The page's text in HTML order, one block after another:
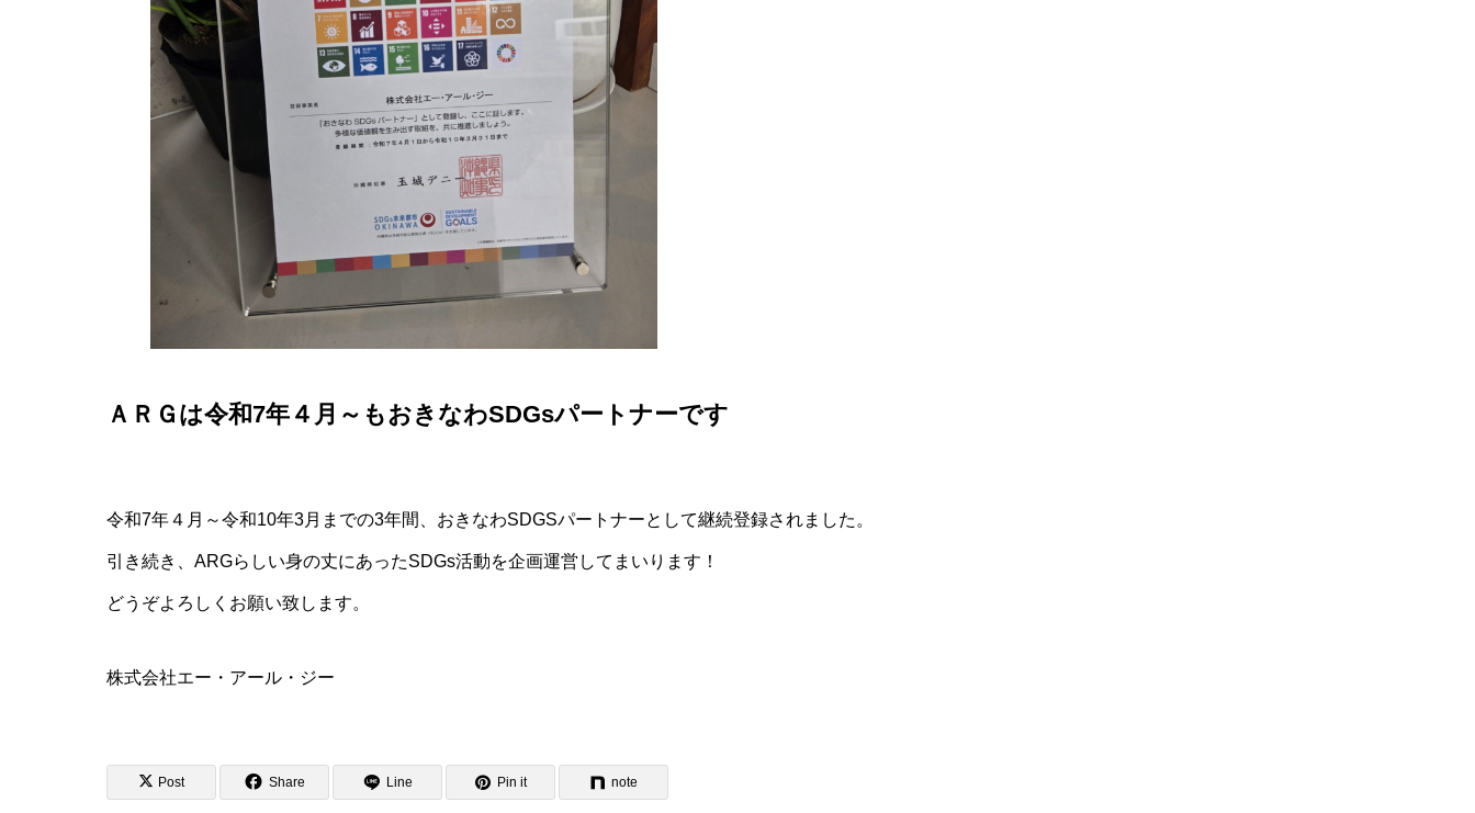
ＡＲＧは令和7年４月～もおきなわSDGsパートナーです
令和7年４月～令和10年3月までの3年間、おきなわSDGSパートナーとして継続登録されました。
引き続き、ARGらしい身の丈にあったSDGs活動を企画運営してまいります！
どうぞよろしくお願い致します。
株式会社エー・アール・ジー
Post Share Line Pin it note